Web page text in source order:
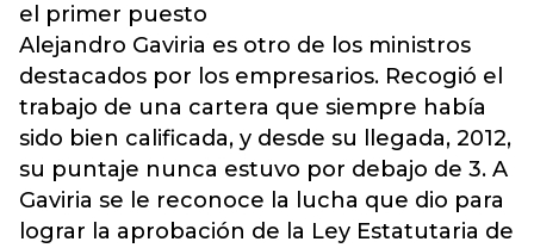
el primer puesto
Alejandro Gaviria es otro de los ministros
destacados por los empresarios. Recogió el
trabajo de una cartera que siempre había
sido bien calificada, y desde su llegada, 2012,
su puntaje nunca estuvo por debajo de 3. A
Gaviria se le reconoce la lucha que dio para
lograr la aprobación de la Ley Estatutaria de